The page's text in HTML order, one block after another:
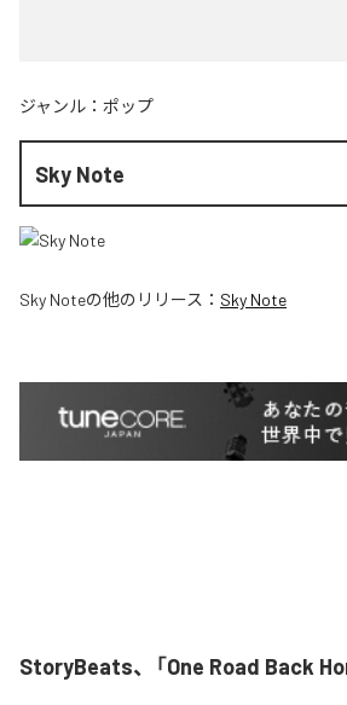
ジャンル： ポップ
Sky Note
Sky Noteの他のリリース： Sky Note
StoryBeats、「One Road Back